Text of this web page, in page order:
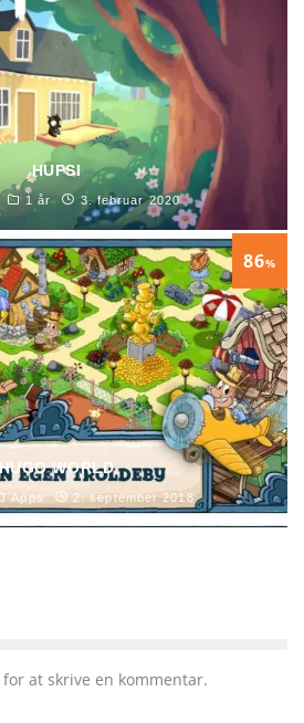
HUPSI
1 år 3. februar 2020
86%
WORLD
Apps 2. september 2018
for at skrive en kommentar.